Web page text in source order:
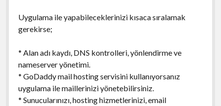
Uygulama ile yapabileceklerinizi kısaca sıralamak
gerekirse;
* Alan adı kaydı, DNS kontrolleri, yönlendirme ve
nameserver yönetimi.
* GoDaddy mail hosting servisini kullanıyorsanız
uygulama ile maillerinizi yönetebilirsiniz.
* Sunucularınızı, hosting hizmetlerinizi, email